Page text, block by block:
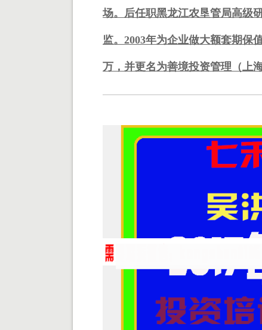
场。后任职黑龙江农垦管局高级
监。2003年为企业做大额套期保
万，并更名为善境投资管理（上